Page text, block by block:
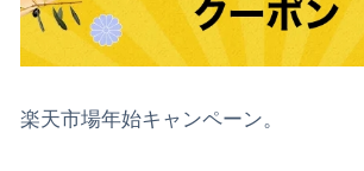
楽天市場年始キャンペーン。